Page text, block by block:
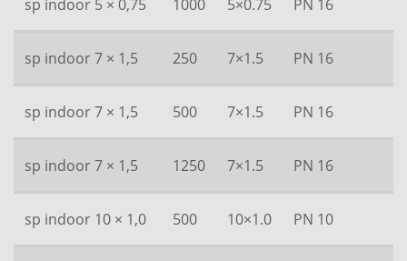
sp indoor 5 × 0,75 1000 5×0.75 PN 16
sp indoor 7 × 1,5 250 7×1.5 PN 16
sp indoor 7 × 1,5 500 7×1.5 PN 16
sp indoor 7 × 1,5 1250 7×1.5 PN 16
sp indoor 10 × 1,0 500 10×1.0 PN 10